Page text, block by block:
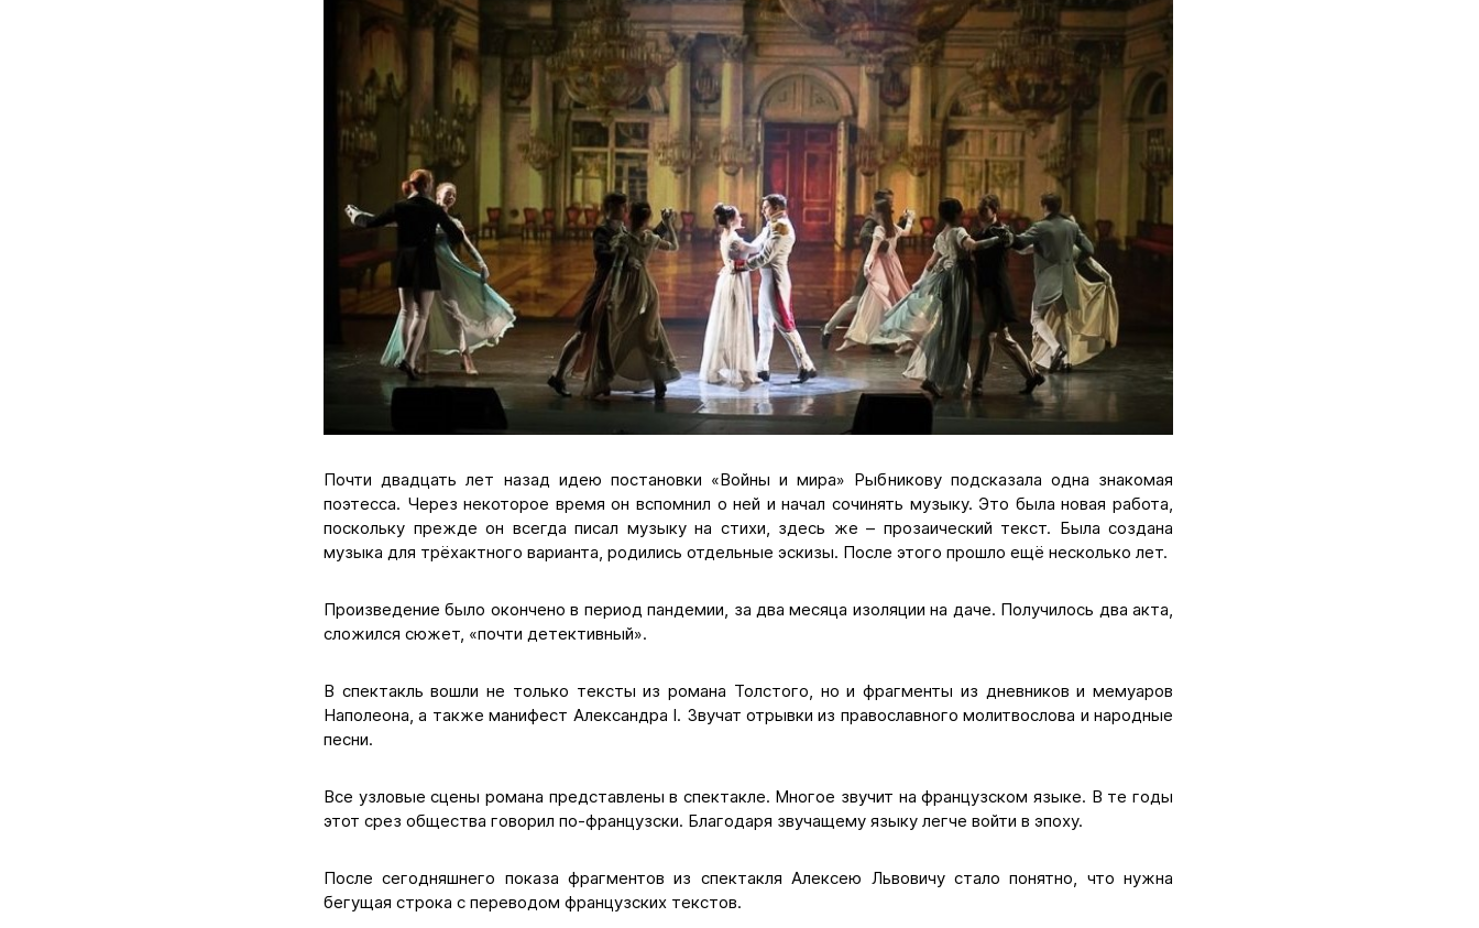
Почти двадцать лет назад идею постановки «Войны и мира» Рыбникову подсказала одна знакомая
поэтесса. Через некоторое время он вспомнил о ней и начал сочинять музыку. Это была новая работа,
поскольку прежде он всегда писал музыку на стихи, здесь же – прозаический текст. Была создана
музыка для трёхактного варианта, родились отдельные эскизы. После этого прошло ещё несколько лет.
Произведение было окончено в период пандемии, за два месяца изоляции на даче. Получилось два акта,
сложился сюжет, «почти детективный».
В спектакль вошли не только тексты из романа Толстого, но и фрагменты из дневников и мемуаров
Наполеона, а также манифест Александра I. Звучат отрывки из православного молитвослова и народные
песни.
Все узловые сцены романа представлены в спектакле. Многое звучит на французском языке. В те годы
этот срез общества говорил по-французски. Благодаря звучащему языку легче войти в эпоху.
После сегодняшнего показа фрагментов из спектакля Алексею Львовичу стало понятно, что нужна
бегущая строка с переводом французских текстов.